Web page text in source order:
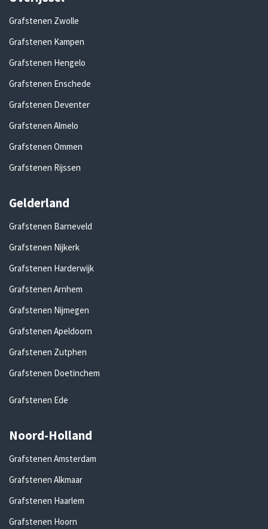
Grafstenen Zwolle
Grafstenen Kampen
Grafstenen Hengelo
Grafstenen Enschede
Grafstenen Deventer
Grafstenen Almelo
Grafstenen Ommen
Grafstenen Rijssen
Gelderland
Grafstenen Barneveld
Grafstenen Nijkerk
Grafstenen Harderwijk
Grafstenen Arnhem
Grafstenen Nijmegen
Grafstenen Apeldoorn
Grafstenen Zutphen
Grafstenen Doetinchem
Grafstenen Ede
Noord-Holland
Grafstenen Amsterdam
Grafstenen Alkmaar
Grafstenen Haarlem
Grafstenen Hoorn